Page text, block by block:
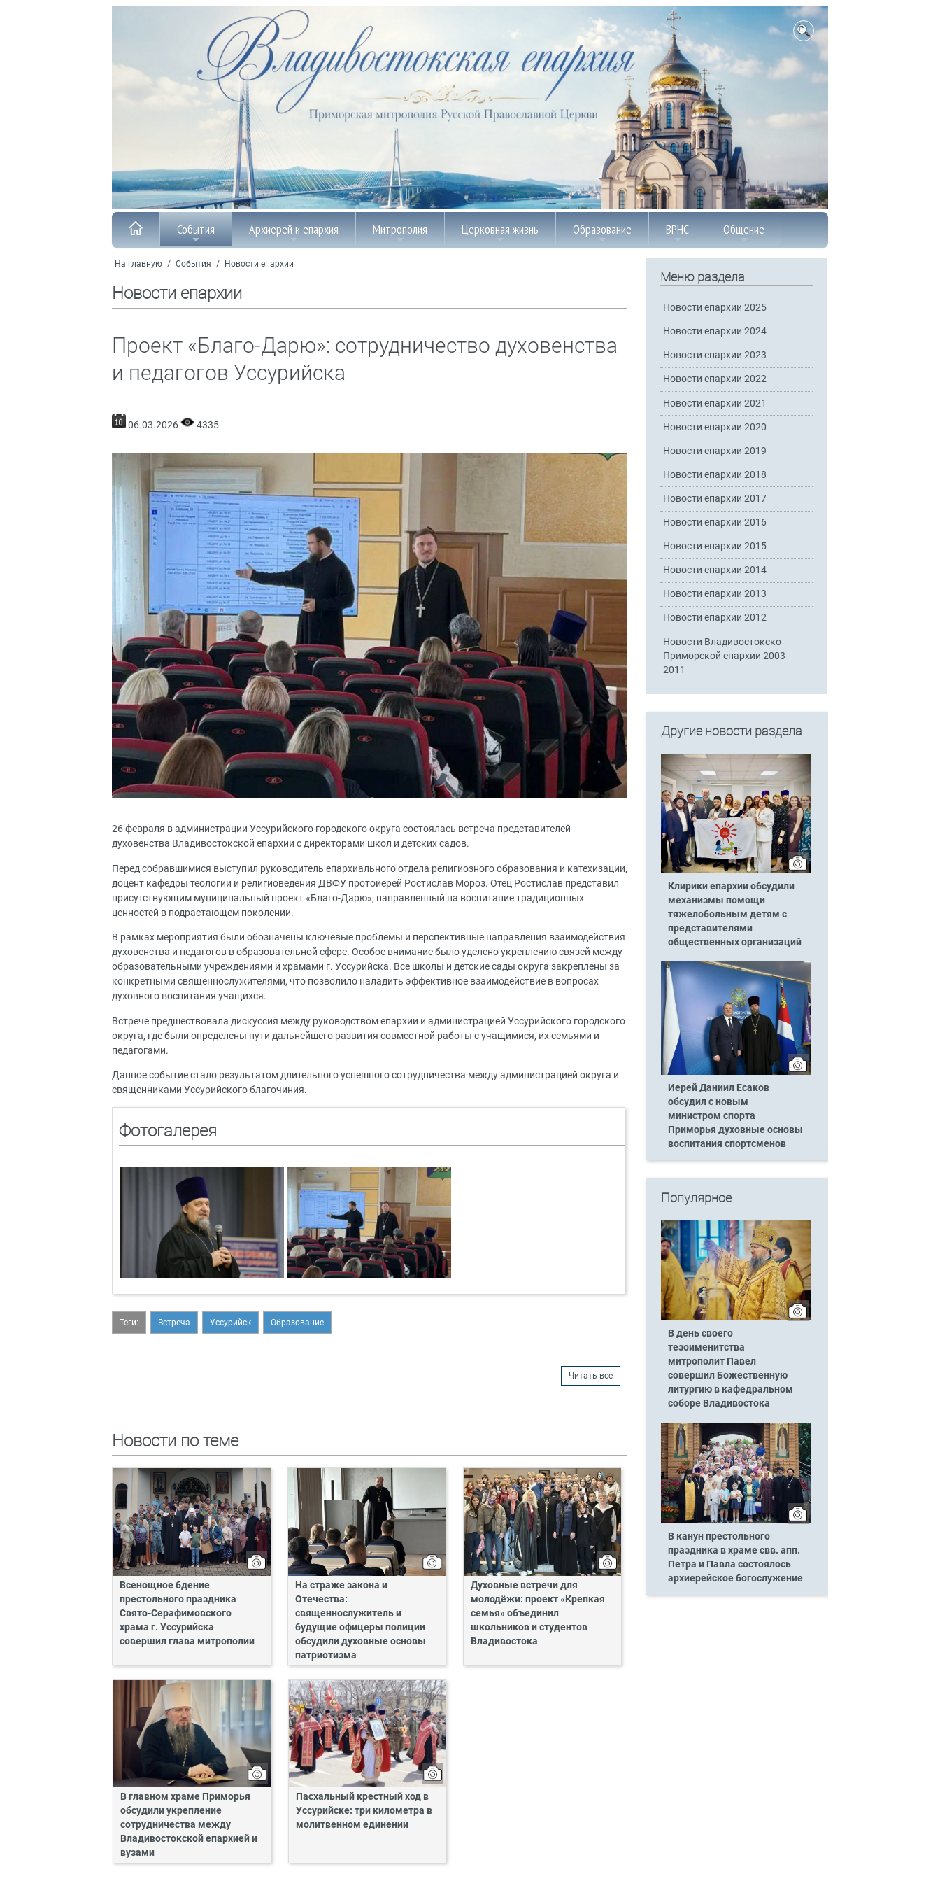
События Архиерей и епархия Митрополия Церковная жизнь Образование ВРНС Общение
На главную / События / Новости епархии
Новости епархии
Проект «Благо-Дарю»: сотрудничество духовенства
и педагогов Уссурийска
06.03.2026 4335
26 февраля в администрации Уссурийского городского округа состоялась встреча представителей
духовенства Владивостокской епархии с директорами школ и детских садов.
Перед собравшимися выступил руководитель епархиального отдела религиозного образования и катехизации,
доцент кафедры теологии и религиоведения ДВФУ протоиерей Ростислав Мороз. Отец Ростислав представил
присутствующим муниципальный проект «Благо-Дарю», направленный на воспитание традиционных
ценностей в подрастающем поколении.
В рамках мероприятия были обозначены ключевые проблемы и перспективные направления взаимодействия
духовенства и педагогов в образовательной сфере. Особое внимание было уделено укреплению связей между
образовательными учреждениями и храмами г. Уссурийска. Все школы и детские сады округа закреплены за
конкретными священнослужителями, что позволило наладить эффективное взаимодействие в вопросах
духовного воспитания учащихся.
Встрече предшествовала дискуссия между руководством епархии и администрацией Уссурийского городского
округа, где были определены пути дальнейшего развития совместной работы с учащимися, их семьями и
педагогами.
Данное событие стало результатом длительного успешного сотрудничества между администрацией округа и
священниками Уссурийского благочиния.
Фотогалерея
Теги: Встреча Уссурийск Образование
Читать все
Новости по теме
Всенощное бдение
престольного праздника
Свято-Серафимовского
храма г. Уссурийска
совершил глава митрополии
На страже закона и
Отечества:
священнослужитель и
будущие офицеры полиции
обсудили духовные основы
патриотизма
Духовные встречи для
молодёжи: проект «Крепкая
семья» объединил
школьников и студентов
Владивостока
В главном храме Приморья
обсудили укрепление
сотрудничества между
Владивостокской епархией и
вузами
Пасхальный крестный ход в
Уссурийске: три километра в
молитвенном единении
Меню раздела
Новости епархии 2025
Новости епархии 2024
Новости епархии 2023
Новости епархии 2022
Новости епархии 2021
Новости епархии 2020
Новости епархии 2019
Новости епархии 2018
Новости епархии 2017
Новости епархии 2016
Новости епархии 2015
Новости епархии 2014
Новости епархии 2013
Новости епархии 2012
Новости Владивостокско-
Приморской епархии 2003-
2011
Другие новости раздела
Клирики епархии обсудили
механизмы помощи
тяжелобольным детям с
представителями
общественных организаций
Иерей Даниил Есаков
обсудил с новым
министром спорта
Приморья духовные основы
воспитания спортсменов
Популярное
В день своего
тезоименитства
митрополит Павел
совершил Божественную
литургию в кафедральном
соборе Владивостока
В канун престольного
праздника в храме свв. апп.
Петра и Павла состоялось
архиерейское богослужение